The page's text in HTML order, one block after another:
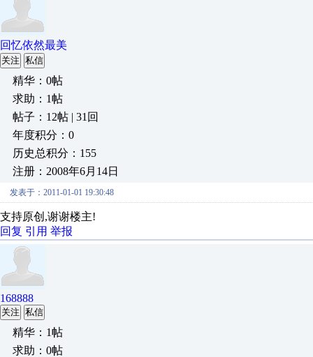
回忆依然最美
关注 私信
精华：0帖
求助：1帖
帖子：12帖 | 31回
年度积分：0
历史总积分：155
注册：2008年6月14日
发表于：2011-01-01 19:30:48
支持原创,谢谢楼主!
回复 引用 举报
168888
关注 私信
精华：1帖
求助：0帖